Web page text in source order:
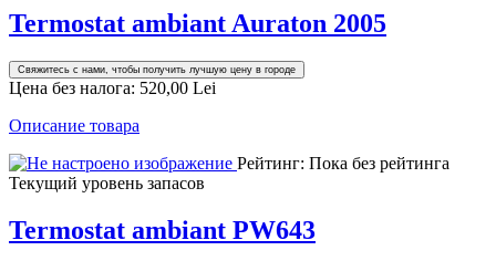
Termostat ambiant Auraton 2005
Свяжитесь с нами, чтобы получить лучшую цену в городе
Цена без налога: 520,00 Lei
Описание товара
Рейтинг: Пока без рейтинга
Текущий уровень запасов
Termostat ambiant PW643